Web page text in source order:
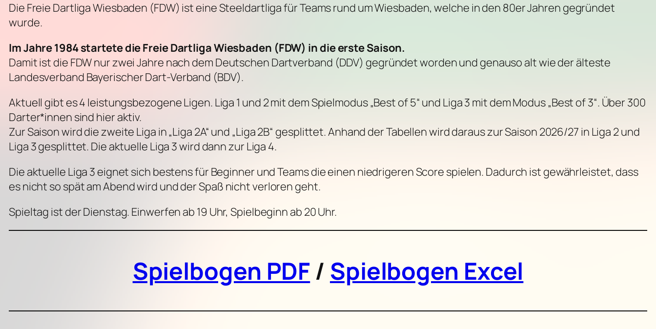
Die Freie Dartliga Wiesbaden (FDW) ist eine Steeldartliga für Teams rund um Wiesbaden, welche in den 80er Jahren gegründet
wurde.
Im Jahre 1984 startete die Freie Dartliga Wiesbaden (FDW) in die erste Saison.
Damit ist die FDW nur zwei Jahre nach dem Deutschen Dartverband (DDV) gegründet worden und genauso alt wie der älteste
Landesverband Bayerischer Dart-Verband (BDV).
Aktuell gibt es 4 leistungsbezogene Ligen. Liga 1 und 2 mit dem Spielmodus „Best of 5“ und Liga 3 mit dem Modus „Best of 3“. Über 300
Darter*innen sind hier aktiv.
Zur Saison wird die zweite Liga in „Liga 2A“ und „Liga 2B“ gesplittet. Anhand der Tabellen wird daraus zur Saison 2026/27 in Liga 2 und
Liga 3 gesplittet. Die aktuelle Liga 3 wird dann zur Liga 4.
Die aktuelle Liga 3 eignet sich bestens für Beginner und Teams die einen niedrigeren Score spielen. Dadurch ist gewährleistet, dass
es nicht so spät am Abend wird und der Spaß nicht verloren geht.
Spieltag ist der Dienstag. Einwerfen ab 19 Uhr, Spielbeginn ab 20 Uhr.
Spielbogen PDF / Spielbogen Excel